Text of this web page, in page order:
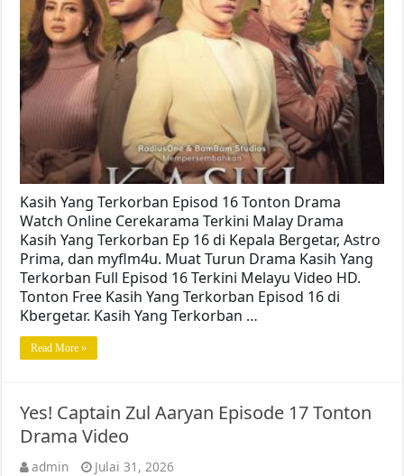
Kasih Yang Terkorban Episod 16 Tonton Drama
Watch Online Cerekarama Terkini Malay Drama
Kasih Yang Terkorban Ep 16 di Kepala Bergetar, Astro
Prima, dan myflm4u. Muat Turun Drama Kasih Yang
Terkorban Full Episod 16 Terkini Melayu Video HD.
Tonton Free Kasih Yang Terkorban Episod 16 di
Kbergetar. Kasih Yang Terkorban …
Read More »
Yes! Captain Zul Aaryan Episode 17 Tonton
Drama Video
admin
Julai 31, 2026